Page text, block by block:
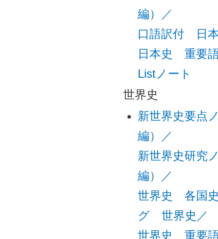
編）／
口語訳付 日
日本史 重要
Listノート
世界史
新世界史要点
編）／
新世界史研究
編）／
世界史 各国
グ 世界史／
世界史 重要語